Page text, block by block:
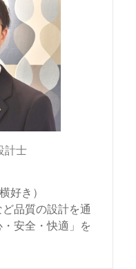
計士
好き）
品質の設計を通
安全・快適」を